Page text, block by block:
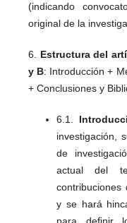
(indicando
original de la
6. Estructura del
y B: Introducción +
+ Conclusiones y
6.1.
investigación,
de
actual del
contribuciones
y se hará